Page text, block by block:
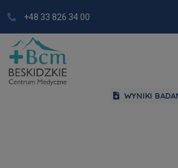
+48 33 826 34 00
WYNIKI